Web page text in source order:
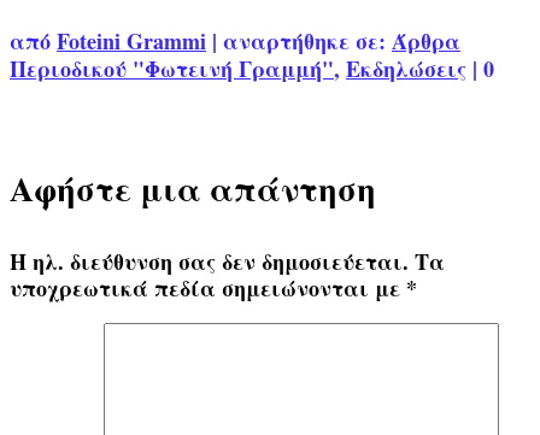
απόFoteini Grammi | αναρτήθηκε σε: Άρθρα
Περιοδικού "Φωτεινή Γραμμή", Εκδηλώσεις | 0
Αφήστε μια απάντηση
Η ηλ. διεύθυνση σας δεν δημοσιεύεται. Τα
υποχρεωτικά πεδία σημειώνονται με *